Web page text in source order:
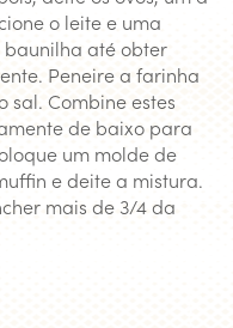
o leite e uma
até obter
Peneire a farinha
sal. Combine estes
de baixo para
um molde de
e deite a mistura.
mais de 3/4 da